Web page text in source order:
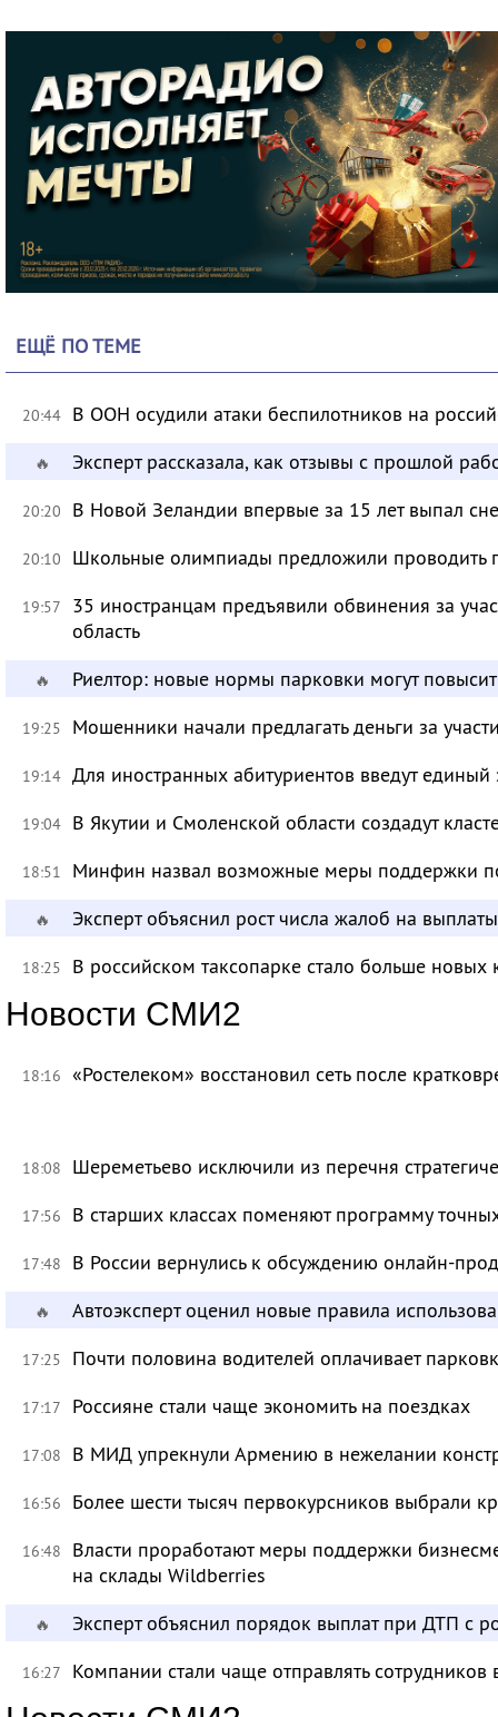
ЕЩЁ ПО ТЕМЕ
20:44 В ООН осудили атаки беспилотников на
🔥 Эксперт рассказала, как отзывы с прошлой
20:20 В Новой Зеландии впервые за 15 лет выпал
20:10 Школьные олимпиады предложили проводить
19:57
35 иностранцам предъявили обвинения за
область
🔥 Риелтор: новые нормы парковки могут
19:25 Мошенники начали предлагать деньги за
19:14 Для иностранных абитуриентов введут
19:04 В Якутии и Смоленской области создадут
18:51 Минфин назвал возможные меры поддержки
🔥 Эксперт объяснил рост числа жалоб на
18:25 В российском таксопарке стало больше новых
Новости СМИ2
18:16 «Ростелеком» восстановил сеть после
18:08 Шереметьево исключили из перечня
17:56 В старших классах поменяют программу
17:48 В России вернулись к обсуждению онлайн-
🔥 Автоэксперт оценил новые правила
17:25 Почти половина водителей оплачивает
17:17 Россияне стали чаще экономить на поездках
17:08 В МИД упрекнули Армению в нежелании
16:56 Более шести тысяч первокурсников выбрали
16:48
Власти проработают меры поддержки
на склады Wildberries
🔥 Эксперт объяснил порядок выплат при ДТП с
16:27 Компании стали чаще отправлять сотрудников